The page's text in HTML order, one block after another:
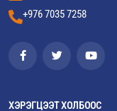
+976 7035 7258
ХЭРЭГЦЭЭТ ХОЛБООС